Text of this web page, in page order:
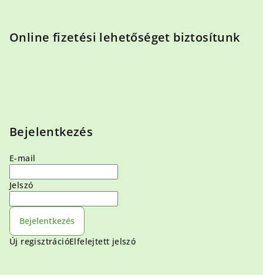
Online fizetési lehetőséget biztosítunk
Bejelentkezés
E-mail
Jelszó
Bejelentkezés
Új regisztrációElfelejtett jelszó